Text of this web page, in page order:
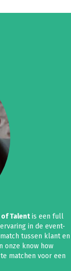
Talentis een full
in de event-
tussen klant en
onze know how
matchen voor een